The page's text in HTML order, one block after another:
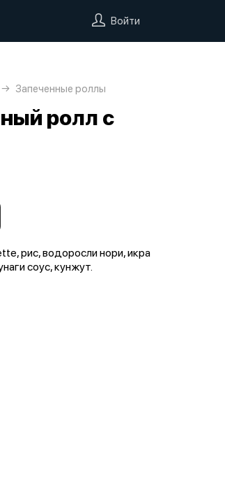
Войти
Запеченные роллы
ролл с
рис, водоросли нори, икра
соус, кунжут.